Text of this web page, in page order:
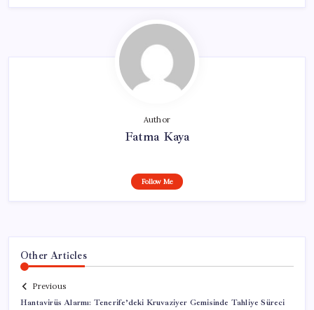
Author
Fatma Kaya
Follow Me
Other Articles
Previous
Hantavirüs Alarmı: Tenerife’deki Kruvaziyer Gemisinde Tahliye Süreci